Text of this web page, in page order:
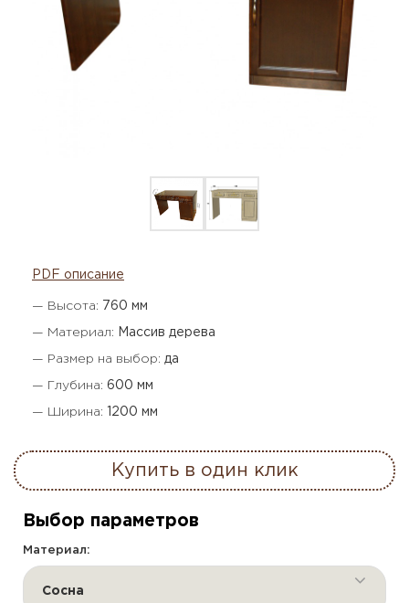
PDF описание
— Высота: 760 мм
— Материал: Массив дерева
— Размер на выбор: да
— Глубина: 600 мм
— Ширина: 1200 мм
Купить в один клик
Выбор параметров
Материал:
Сосна